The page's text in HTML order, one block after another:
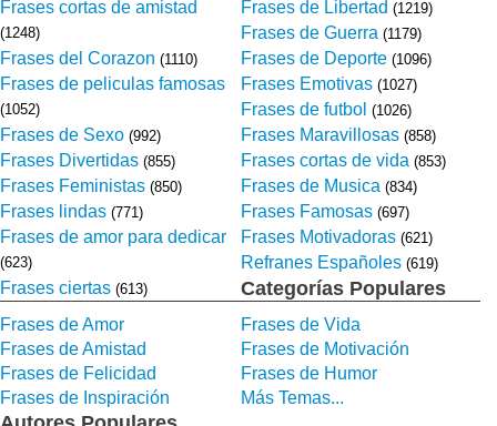
Frases cortas de amistad
(1248)
Frases de Libertad (1219)
Frases de Guerra (1179)
Frases del Corazon (1110) Frases de Deporte (1096)
Frases de peliculas famosas
(1052)
Frases Emotivas (1027)
Frases de futbol (1026)
Frases de Sexo (992) Frases Maravillosas (858)
Frases Divertidas (855) Frases cortas de vida (853)
Frases Feministas (850) Frases de Musica (834)
Frases lindas (771) Frases Famosas (697)
Frases de amor para dedicar
(623)
Frases Motivadoras (621)
Refranes Españoles (619)
Frases ciertas (613) Categorías Populares
Frases de Amor
Frases de Vida
Frases de Amistad
Frases de Motivación
Frases de Felicidad
Frases de Humor
Frases de Inspiración
Más Temas...